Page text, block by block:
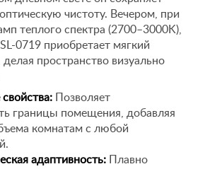
чистоту. Вечером, при
теплого спектра (2700–3000K),
0719 приобретает мягкий
пространство визуально
Позволяет
границы помещения, добавляя
комнатам с любой
адаптивность: Плавно